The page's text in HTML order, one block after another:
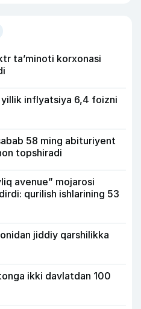
ta’minoti korxonasi
yillik inflyatsiya 6,4 foizni
58 ming abituriyent
topshiradi
avenue” mojarosi
qurilish ishlarining 53
jiddiy qarshilikka
ikki davlatdan 100